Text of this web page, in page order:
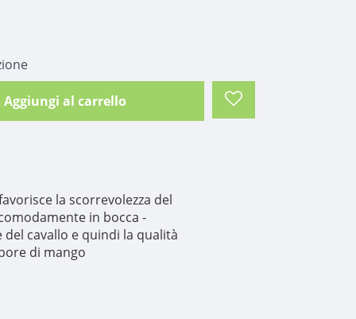
Aggiungi al carrello
la scorrevolezza del
in bocca -
cavallo e quindi la qualità
di mango